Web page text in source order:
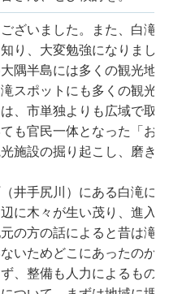
ざいました。また、白滝
り、大変勉強になりまし
隅半島には多くの観光地
スポットにも多くの観光
、市単独よりも広域で取
も官民一体となった「お
施設の掘り起こし、磨き
井手尻川）にある白滝に
に木々が生い茂り、進入
の方の話によると昔は滝
いためどこにあったのか
、整備も人力によるもの